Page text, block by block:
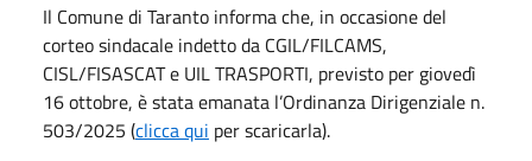
Il Comune di Taranto informa che, in occasione del
corteo sindacale indetto da CGIL/FILCAMS,
CISL/FISASCAT e UIL TRASPORTI, previsto per giovedì
16 ottobre, è stata emanata l’Ordinanza Dirigenziale n.
503/2025 (clicca qui per scaricarla).